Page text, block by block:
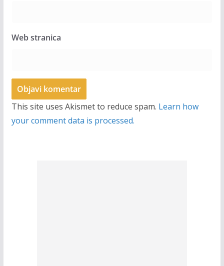
Web stranica
This site uses Akismet to reduce spam. Learn how
your comment data is processed.